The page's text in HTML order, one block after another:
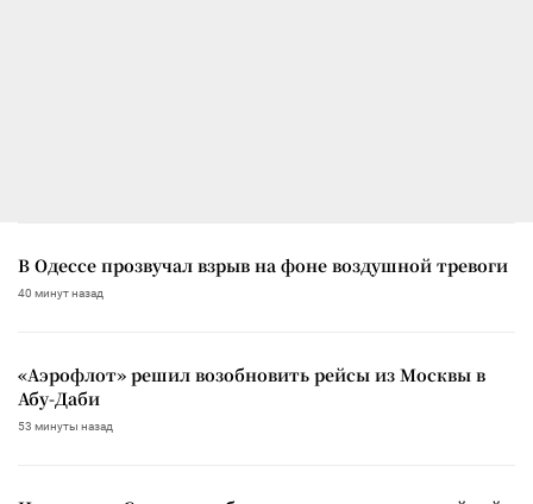
В Одессе прозвучал взрыв на фоне воздушной тревоги
40 минут назад
«Аэрофлот» решил возобновить рейсы из Москвы в
Абу-Даби
53 минуты назад